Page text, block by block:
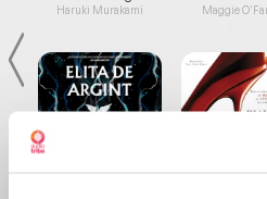
Haruki Murakami Maggie